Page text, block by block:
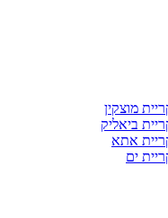
מוצקין
ביאליק
אתא
ים